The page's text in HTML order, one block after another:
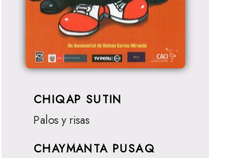
CHIQAP SUTIN
Palos y risas
CHAYMANTA PUSAQ